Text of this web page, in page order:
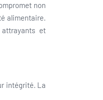
non
alimentaire.
et
intégrité. La